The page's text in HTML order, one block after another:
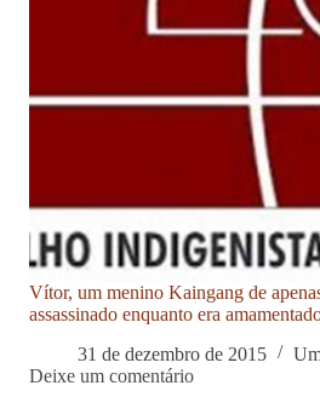
Vítor, um menino Kaingang de
assassinado enquanto era
31 de dezembro de 2015
Deixe um comentário